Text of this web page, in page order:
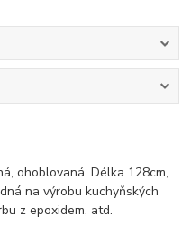
ohoblovaná. Délka 128cm,
na výrobu kuchyňských
z epoxidem, atd.